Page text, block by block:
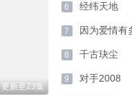
更新至23集
6 经纬天地
7 因为爱情有
8 千古玦尘
9 对手2008